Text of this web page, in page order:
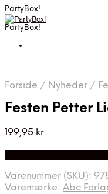
PartyBox!
PartyBox!
Forside / Nyheder /
Festen Petter
199,95 kr.
Varenummer (SKU):
Varemærke: Abc